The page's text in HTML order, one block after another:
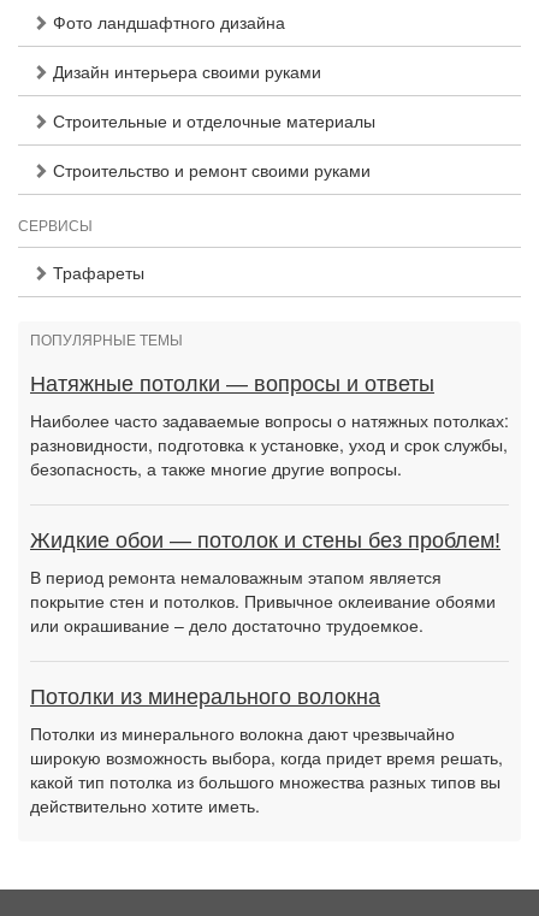
Фото ландшафтного дизайна
Дизайн интерьера своими руками
Строительные и отделочные материалы
Строительство и ремонт своими руками
СЕРВИСЫ
Трафареты
ПОПУЛЯРНЫЕ ТЕМЫ
Натяжные потолки — вопросы и ответы
Наиболее часто задаваемые вопросы о натяжных потолках:
разновидности, подготовка к установке, уход и срок службы,
безопасность, а также многие другие вопросы.
Жидкие обои — потолок и стены без проблем!
В период ремонта немаловажным этапом является
покрытие стен и потолков. Привычное оклеивание обоями
или окрашивание – дело достаточно трудоемкое.
Потолки из минерального волокна
Потолки из минерального волокна дают чрезвычайно
широкую возможность выбора, когда придет время решать,
какой тип потолка из большого множества разных типов вы
действительно хотите иметь.